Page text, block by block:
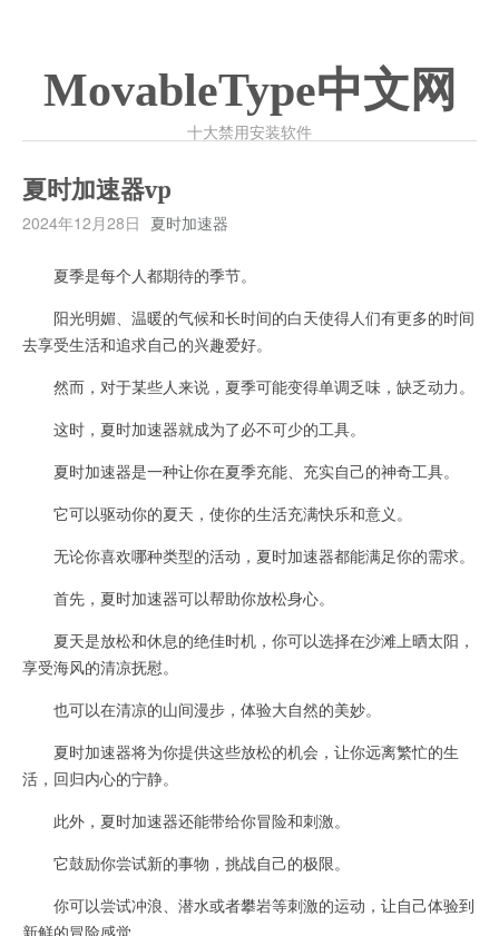
MovableType中文网
十大禁用安装软件
夏时加速器vp
2024年12月28日 夏时加速器
夏季是每个人都期待的季节。
阳光明媚、温暖的气候和长时间的白天使得人们有更多的时间
去享受生活和追求自己的兴趣爱好。
然而，对于某些人来说，夏季可能变得单调乏味，缺乏动力。
这时，夏时加速器就成为了必不可少的工具。
夏时加速器是一种让你在夏季充能、充实自己的神奇工具。
它可以驱动你的夏天，使你的生活充满快乐和意义。
无论你喜欢哪种类型的活动，夏时加速器都能满足你的需求。
首先，夏时加速器可以帮助你放松身心。
夏天是放松和休息的绝佳时机，你可以选择在沙滩上晒太阳，
享受海风的清凉抚慰。
也可以在清凉的山间漫步，体验大自然的美妙。
夏时加速器将为你提供这些放松的机会，让你远离繁忙的生
活，回归内心的宁静。
此外，夏时加速器还能带给你冒险和刺激。
它鼓励你尝试新的事物，挑战自己的极限。
你可以尝试冲浪、潜水或者攀岩等刺激的运动，让自己体验到
新鲜的冒险感觉。